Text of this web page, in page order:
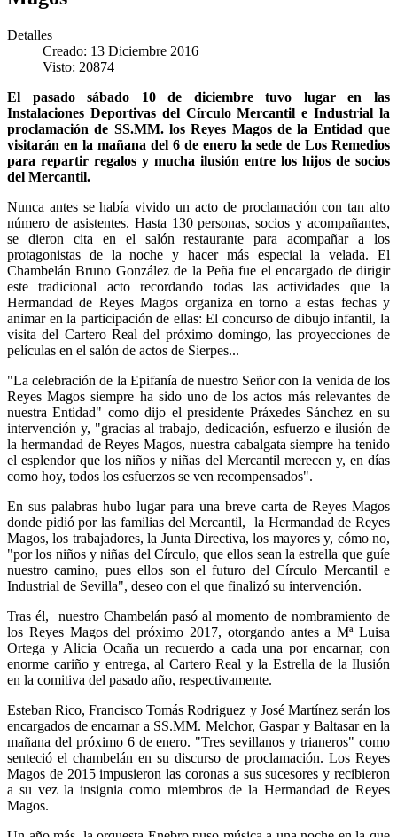
Detalles
Creado: 13 Diciembre 2016
Visto: 20874
El pasado sábado 10 de diciembre tuvo lugar en las
Instalaciones Deportivas del Círculo Mercantil e Industrial la
proclamación de SS.MM. los Reyes Magos de la Entidad que
visitarán en la mañana del 6 de enero la sede de Los Remedios
para repartir regalos y mucha ilusión entre los hijos de socios
del Mercantil.
Nunca antes se había vivido un acto de proclamación con tan alto
número de asistentes. Hasta 130 personas, socios y acompañantes,
se dieron cita en el salón restaurante para acompañar a los
protagonistas de la noche y hacer más especial la velada. El
Chambelán Bruno González de la Peña fue el encargado de dirigir
este tradicional acto recordando todas las actividades que la
Hermandad de Reyes Magos organiza en torno a estas fechas y
animar en la participación de ellas: El concurso de dibujo infantil, la
visita del Cartero Real del próximo domingo, las proyecciones de
películas en el salón de actos de Sierpes...
"La celebración de la Epifanía de nuestro Señor con la venida de los
Reyes Magos siempre ha sido uno de los actos más relevantes de
nuestra Entidad" como dijo el presidente Práxedes Sánchez en su
intervención y, "gracias al trabajo, dedicación, esfuerzo e ilusión de
la hermandad de Reyes Magos, nuestra cabalgata siempre ha tenido
el esplendor que los niños y niñas del Mercantil merecen y, en días
como hoy, todos los esfuerzos se ven recompensados".
En sus palabras hubo lugar para una breve carta de Reyes Magos
donde pidió por las familias del Mercantil, la Hermandad de Reyes
Magos, los trabajadores, la Junta Directiva, los mayores y, cómo no,
"por los niños y niñas del Círculo, que ellos sean la estrella que guíe
nuestro camino, pues ellos son el futuro del Círculo Mercantil e
Industrial de Sevilla", deseo con el que finalizó su intervención.
Tras él, nuestro Chambelán pasó al momento de nombramiento de
los Reyes Magos del próximo 2017, otorgando antes a Mª Luisa
Ortega y Alicia Ocaña un recuerdo a cada una por encarnar, con
enorme cariño y entrega, al Cartero Real y la Estrella de la Ilusión
en la comitiva del pasado año, respectivamente.
Esteban Rico, Francisco Tomás Rodriguez y José Martínez serán los
encargados de encarnar a SS.MM. Melchor, Gaspar y Baltasar en la
mañana del próximo 6 de enero. "Tres sevillanos y trianeros" como
senteció el chambelán en su discurso de proclamación. Los Reyes
Magos de 2015 impusieron las coronas a sus sucesores y recibieron
a su vez la insignia como miembros de la Hermandad de Reyes
Magos.